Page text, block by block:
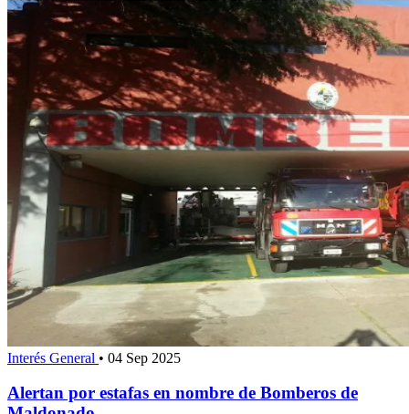
Interés General • 04 Sep 2025
Alertan por estafas en nombre de Bomberos de